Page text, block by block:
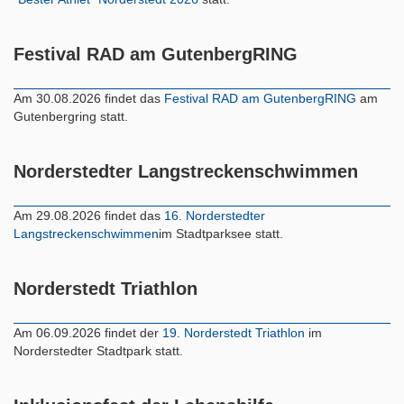
Festival RAD am GutenbergRING
Am 30.08.2026 findet das Festival RAD am GutenbergRING am
Gutenbergring statt.
Norderstedter Langstreckenschwimmen
Am 29.08.2026 findet das 16. Norderstedter
Langstreckenschwimmenim Stadtparksee statt.
Norderstedt Triathlon
Am 06.09.2026 findet der 19. Norderstedt Triathlon im
Norderstedter Stadtpark statt.